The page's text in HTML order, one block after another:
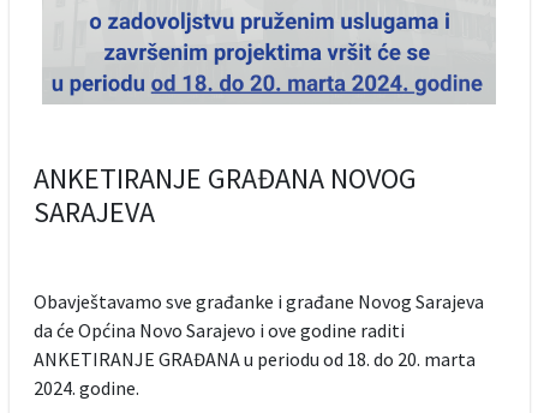
ANKETIRANJE GRAĐANA NOVOG
SARAJEVA
Obavještavamo sve građanke i građane Novog Sarajeva
da će Općina Novo Sarajevo i ove godine raditi
ANKETIRANJE GRAĐANA u periodu od 18. do 20. marta
2024. godine.